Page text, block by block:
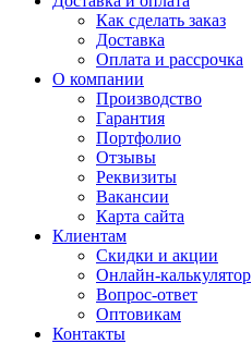
Как сделать заказ
Доставка
Оплата и рассрочка
О компании
Производство
Гарантия
Портфолио
Отзывы
Реквизиты
Вакансии
Карта сайта
Клиентам
Скидки и акции
Онлайн-калькулятор
Вопрос-ответ
Оптовикам
Контакты